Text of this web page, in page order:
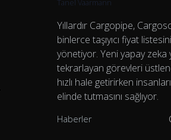
Tanel Vaarmann
Yıllardır Cargopipe,
binlerce taşıyıcı fiyat
yönetiyor. Yeni yapay zeka
tekrarlayan görevleri
hızlı hale getirirken
elinde tutmasını sağlıyor.
Haberler